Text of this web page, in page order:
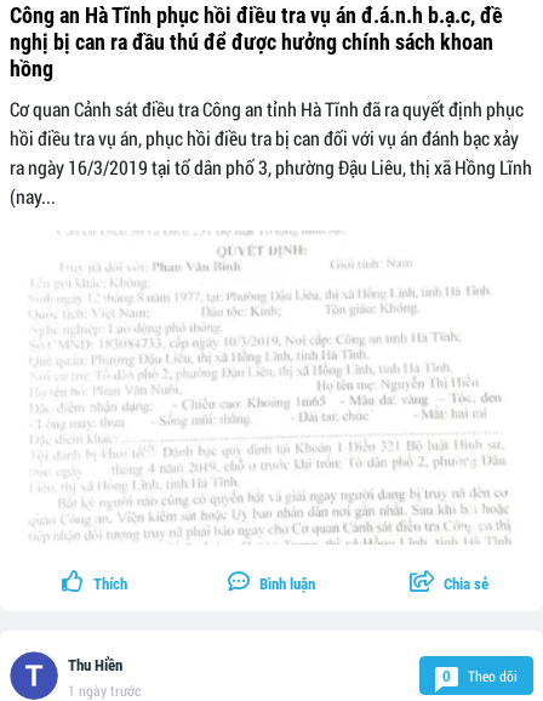
Công an Hà Tĩnh phục hồi điều tra vụ án đ.á.n.h b.ạ.c, đề
nghị bị can ra đầu thú để được hưởng chính sách khoan
hồng
Cơ quan Cảnh sát điều tra Công an tỉnh Hà Tĩnh đã ra quyết định phục
hồi điều tra vụ án, phục hồi điều tra bị can đối với vụ án đánh bạc xảy
ra ngày 16/3/2019 tại tổ dân phố 3, phường Đậu Liêu, thị xã Hồng Lĩnh
(nay...
Thích Bình luận Chia sẻ
Thu Hiền
1 ngày trước
0 Theo dõi